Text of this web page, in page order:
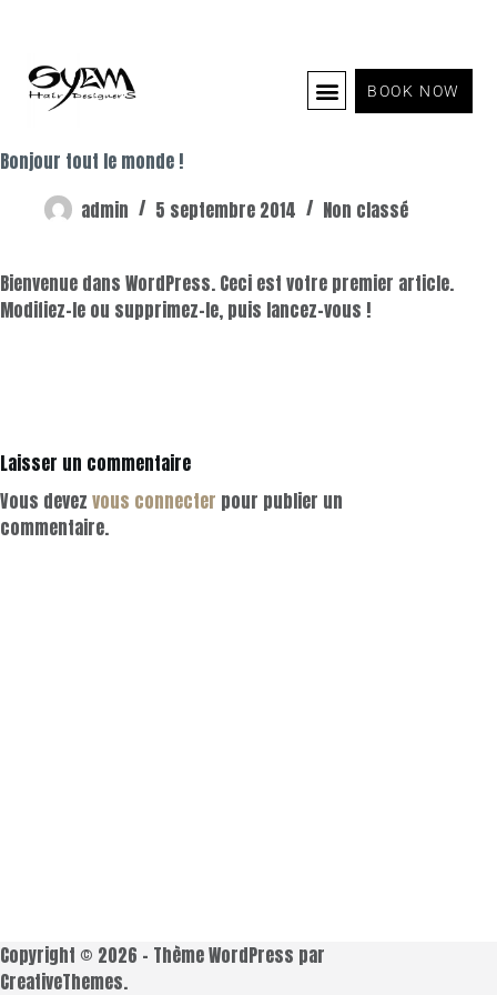
BOOK NOW
Bonjour tout le monde !
admin
5 septembre 2014 Non classé
Bienvenue dans WordPress. Ceci est votre premier article.
Modifiez-le ou supprimez-le, puis lancez-vous !
Laisser un commentaire
Vous devez vous connecter pour publier un
commentaire.
Copyright © 2026 - Thème WordPress par
CreativeThemes.